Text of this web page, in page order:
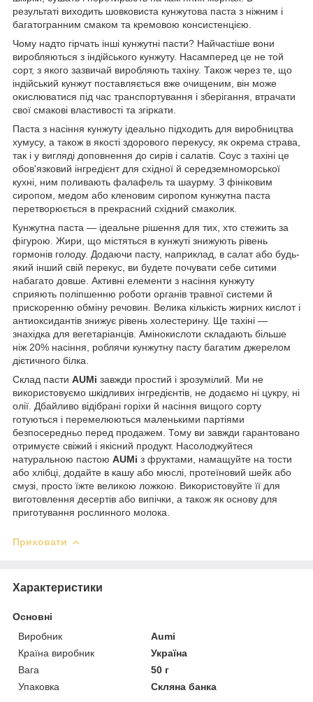
результаті виходить шовковиста кунжутова паста з ніжним і
багатогранним смаком та кремовою консистенцією.
Чому надто гірчать інші кунжутні пасти? Найчастіше вони
виробляються з індійського кунжуту. Насамперед це не той
сорт, з якого зазвичай виробляють тахіну. Також через те, що
індійський кунжут поставляється вже очищеним, він може
окислюватися під час транспортування і зберігання, втрачати
свої смакові властивості та згіркати.
Паста з насіння кунжуту ідеально підходить для виробництва
хумусу, а також в якості здорового перекусу, як окрема страва,
так і у вигляді доповнення до сирів і салатів. Соус з тахіні це
обов'язковий інгредієнт для східної й середземноморської
кухні, ним поливають фалафель та шаурму. З фініковим
сиропом, медом або кленовим сиропом кунжутна паста
перетворюється в прекрасний східний смаколик.
Кунжутна паста — ідеальне рішення для тих, хто стежить за
фігурою. Жири, що містяться в кунжуті знижують рівень
гормонів голоду. Додаючи пасту, наприклад, в салат або будь-
який інший свій перекус, ви будете почувати себе ситими
набагато довше. Активні елементи з насіння кунжуту
сприяють поліпшенню роботи органів травної системи й
прискоренню обміну речовин. Велика кількість жирних кислот і
антиоксидантів знижує рівень холестерину. Ще тахіні —
знахідка для вегетаріанців. Амінокислоти складають більше
ніж 20% насіння, роблячи кунжутну пасту багатим джерелом
дієтичного білка.
Склад пасти AUMі завжди простий і зрозумілий. Ми не
використовуємо шкідливих інгредієнтів, не додаємо ні цукру, ні
олії. Дбайливо відібрані горіхи й насіння вищого сорту
готуються і перемелюються маленькими партіями
безпосередньо перед продажем. Тому ви завжди гарантовано
отримуєте свіжий і якісний продукт. Насолоджуйтеся
натуральною пастою AUMі з фруктами, намащуйте на тости
або хлібці, додайте в кашу або мюслі, протеїновий шейк або
смузі, просто їжте великою ложкою. Використовуйте її для
виготовлення десертів або випічки, а також як основу для
приготування рослинного молока.
Приховати
Характеристики
Основні
Виробник
Aumi
Країна виробник
Україна
Вага
50 г
Упаковка
Скляна банка